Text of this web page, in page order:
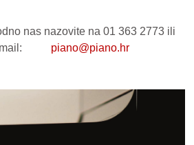
nas nazovite na 01 363 2773 ili
piano@piano.hr